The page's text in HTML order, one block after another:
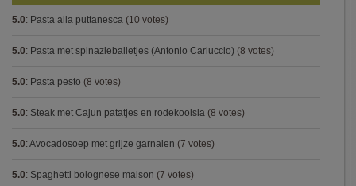
5.0: Pasta alla puttanesca (10 votes)
5.0: Pasta met spinazieballetjes (Antonio Carluccio) (8 votes)
5.0: Pasta pesto (8 votes)
5.0: Steak met Cajun patatjes en rodekoolsla (8 votes)
5.0: Avocadosoep met grijze garnalen (7 votes)
5.0: Spaghetti bolognese maison (7 votes)